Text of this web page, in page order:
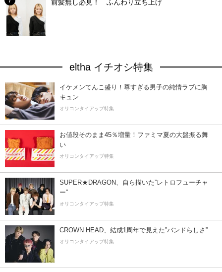
前髪無し必見！ ふんわり立ち上げ
eltha イチオシ特集
イケメンてんこ盛り！尊すぎる男子の純情ラブに胸
キュン
オリコンタイアップ特集
お値段そのまま45％増量！ファミマ夏の大盤振る舞
い
オリコンタイアップ特集
SUPER★DRAGON、自ら描いた”レトロフューチャ
ー”
オリコンタイアップ特集
CROWN HEAD、結成1周年で見えた”バンドらしさ”
オリコンタイアップ特集